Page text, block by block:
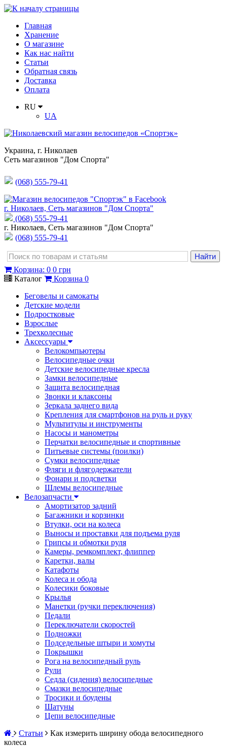
Главная
Хранение
О магазине
Как нас найти
Статьи
Обратная связь
Доставка
Оплата
RU
UA
Украина, г. Николаев
Сеть магазинов "Дом Спорта"
(068) 555-79-41
г. Николаев, Сеть магазинов "Дом Спорта"
(068) 555-79-41
г. Николаев, Сеть магазинов "Дом Спорта"
(068) 555-79-41
Корзина: 0 0 грн
Каталог
Корзина 0
Беговелы и самокаты
Детские модели
Подростковые
Взрослые
Трехколесные
Аксессуары
Велокомпьютеры
Велосипедные очки
Детские велосипедные кресла
Замки велосипедные
Защита велосипедная
Звонки и клаксоны
Зеркала заднего вида
Крепления для смартфонов на руль и руку
Мультитулы и инструменты
Насосы и манометры
Перчатки велосипедные и спортивные
Питьевые системы (поилки)
Сумки велосипедные
Фляги и флягодержатели
Фонари и подсветки
Шлемы велосипедные
Велозапчасти
Амортизатор задний
Багажники и корзинки
Втулки, оси на колеса
Выносы и проставки для подъема руля
Грипсы и обмотки руля
Камеры, ремкомплект, флиппер
Каретки, валы
Катафоты
Колеса и обода
Колесики боковые
Крылья
Манетки (ручки переключения)
Педали
Переключатели скоростей
Подножки
Подседельные штыри и хомуты
Покрышки
Рога на велосипедный руль
Рули
Седла (сидения) велосипедные
Смазки велосипедные
Тросики и боудены
Шатуны
Цепи велосипедные
Статьи
Как измерить ширину обода велосипедного
колеса